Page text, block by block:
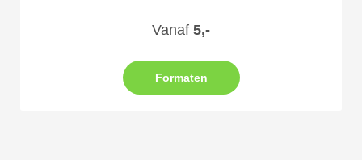
Vanaf 5,-
Formaten